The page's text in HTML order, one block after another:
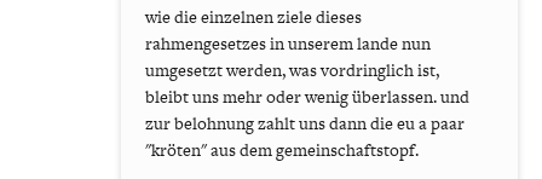
wie die einzelnen ziele dieses
rahmengesetzes in unserem lande nun
umgesetzt werden, was vordringlich ist,
bleibt uns mehr oder wenig überlassen. und
zur belohnung zahlt uns dann die eu a paar
"kröten" aus dem gemeinschaftstopf.